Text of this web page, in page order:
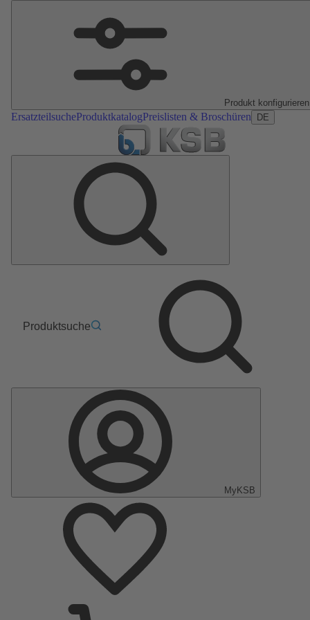
Produkt konfigurieren
ErsatzteilsucheProduktkatalogPreislisten & Broschüren DE
Produktsuche
MyKSB